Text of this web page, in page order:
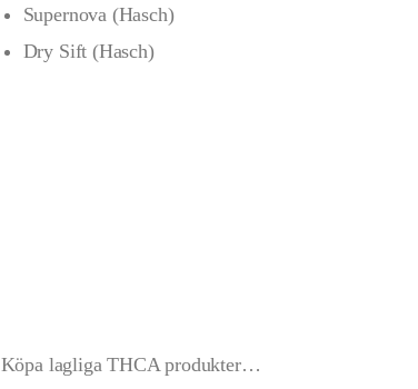
Supernova (Hasch)
Dry Sift (Hasch)
Köpa lagliga THCA produkter…